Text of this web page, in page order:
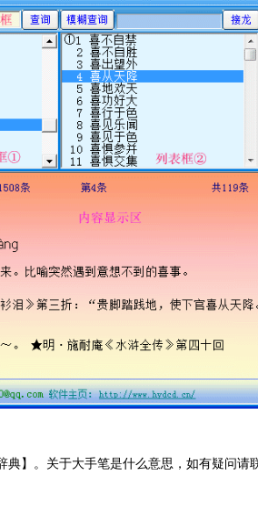
典】。关于大手笔是什么意思，如有疑问请